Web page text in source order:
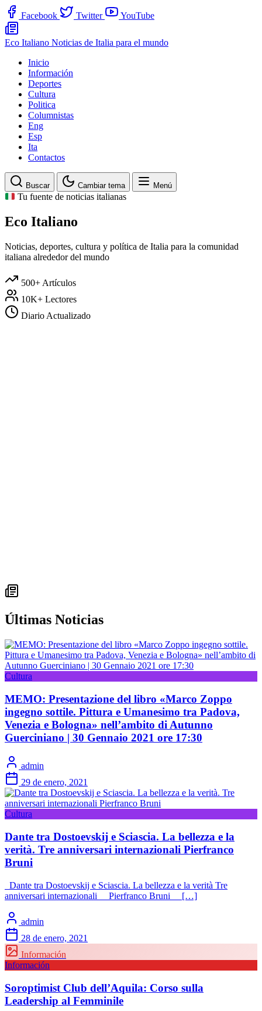
Facebook Twitter YouTube
Eco Italiano Noticias de Italia para el mundo
Inicio
Información
Deportes
Cultura
Politica
Columnistas
Eng
Esp
Ita
Contactos
Buscar Cambiar tema Menú
Tu fuente de noticias italianas
Eco Italiano
Noticias, deportes, cultura y política de Italia para la comunidad
italiana alrededor del mundo
500+ Artículos
10K+ Lectores
Diario Actualizado
Últimas Noticias
Cultura
MEMO: Presentazione del libro «Marco Zoppo
ingegno sottile. Pittura e Umanesimo tra Padova,
Venezia e Bologna» nell’ambito di Autunno
Guerciniano | 30 Gennaio 2021 ore 17:30
admin
29 de enero, 2021
Cultura
Dante tra Dostoevskij e Sciascia. La bellezza e la
verità. Tre anniversari internazionali Pierfranco
Bruni
Dante tra Dostoevskij e Sciascia. La bellezza e la verità Tre
anniversari internazionali Pierfranco Bruni […]
admin
28 de enero, 2021
Información
Información
Soroptimist Club dell’Aquila: Corso sulla
Leadership al Femminile